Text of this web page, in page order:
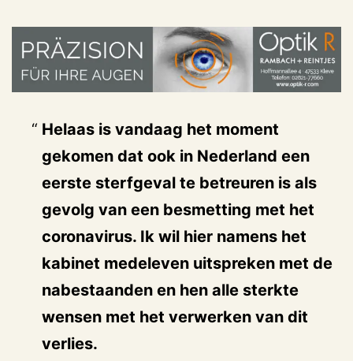
Helaas is vandaag het moment
gekomen dat ook in Nederland een
eerste sterfgeval te betreuren is als
gevolg van een besmetting met het
coronavirus. Ik wil hier namens het
kabinet medeleven uitspreken met de
nabestaanden en hen alle sterkte
wensen met het verwerken van dit
verlies.